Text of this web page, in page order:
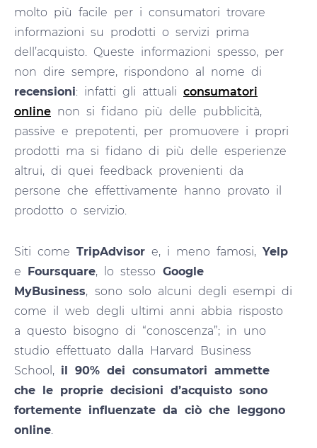
molto più facile per i consumatori trovare
informazioni su prodotti o servizi prima
dell’acquisto. Queste informazioni spesso, per
non dire sempre, rispondono al nome di
recensioni: infatti gli attuali consumatori
online non si fidano più delle pubblicità,
passive e prepotenti, per promuovere i propri
prodotti ma si fidano di più delle esperienze
altrui, di quei feedback provenienti da
persone che effettivamente hanno provato il
prodotto o servizio.
Siti come TripAdvisor e, i meno famosi, Yelp
e Foursquare, lo stesso Google
MyBusiness, sono solo alcuni degli esempi di
come il web degli ultimi anni abbia risposto
a questo bisogno di “conoscenza”; in uno
studio effettuato dalla Harvard Business
School, il 90% dei consumatori ammette
che le proprie decisioni d’acquisto sono
fortemente influenzate da ciò che leggono
online